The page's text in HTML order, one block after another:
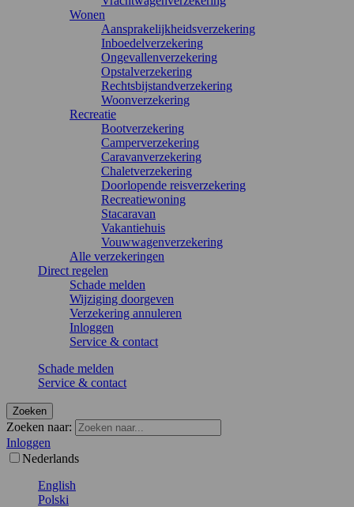
Wonen
Aansprakelijkheidsverzekering
Inboedelverzekering
Ongevallenverzekering
Opstalverzekering
Rechtsbijstandverzekering
Woonverzekering
Recreatie
Bootverzekering
Camperverzekering
Caravanverzekering
Chaletverzekering
Doorlopende reisverzekering
Recreatiewoning
Stacaravan
Vakantiehuis
Vouwwagenverzekering
Alle verzekeringen
Direct regelen
Schade melden
Wijziging doorgeven
Verzekering annuleren
Inloggen
Service & contact
Schade melden
Service & contact
Zoeken
Zoeken naar:
Inloggen
Nederlands
English
Polski